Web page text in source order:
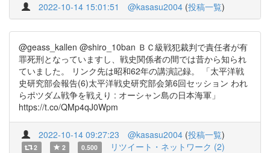
2022-10-14 15:01:51 @kasasu2004 (投稿一覧)
@geass_kallen @shiro_10ban ＢＣ級戦犯裁判で責任者が有
罪死刑となっていますし、戦史関係者の間では昔から知られ
ていました。 リンク先は昭和62年の講演記録。 「太平洋戦
史研究部会報告(6)太平洋戦史研究部会第6回セッション われ
らポツダム戦争を戦えり : オーシャン島の日本海軍」
https://t.co/QMp4qJ0Wpm
2022-10-14 09:27:23 @kasasu2004 (投稿一覧)
2 2 0.500 リツイート・ネットワーク (2)